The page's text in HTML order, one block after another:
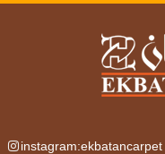
instagram:ekbatancarpet